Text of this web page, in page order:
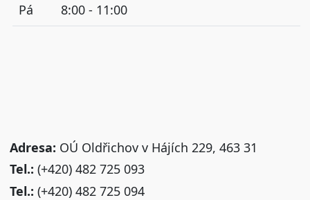
Pá
8:00 - 11:00
Adresa: OÚ Oldřichov v Hájích 229, 463 31
Tel.: (+420) 482 725 093
Tel.: (+420) 482 725 094